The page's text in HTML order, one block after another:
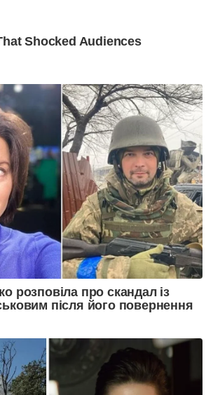
Shocked Audiences
розповіла про скандал із
після його повернення